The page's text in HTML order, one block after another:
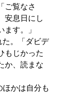
ご覧なさ
安息日にし
す。」
た。「ダビデ
もじかった
か、読まな
かは自分も